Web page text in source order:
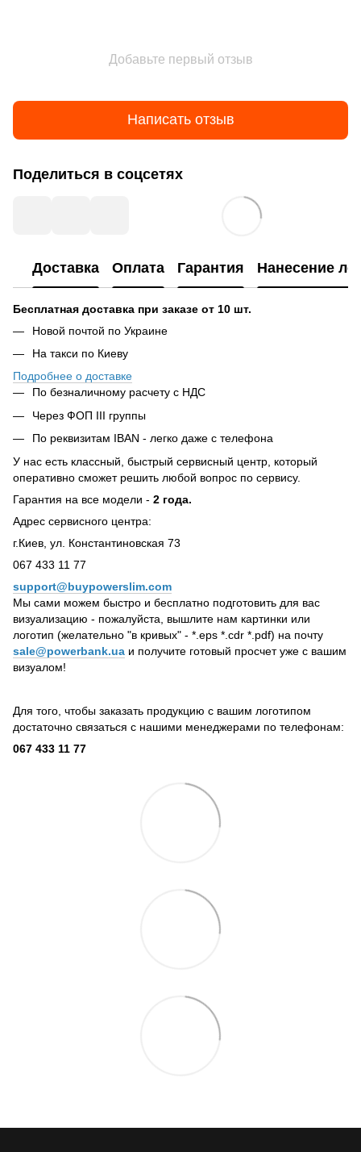
Добавьте первый отзыв
Написать отзыв
Поделиться в соцсетях
Доставка Оплата Гарантия Нанесение
Бесплатная доставка при заказе от 10 шт.
Новой почтой по Украине
На такси по Киеву
Подробнее о доставке
По безналичному расчету с НДС
Через ФОП III группы
По реквизитам IBAN - легко даже с телефона
У нас есть классный, быстрый сервисный центр, который
оперативно сможет решить любой вопрос по сервису.
Гарантия на все модели - 2 года.
Адрес сервисного центра:
г.Киев, ул. Константиновская 73
067 433 11 77
support@buypowerslim.com
Мы сами можем быстро и бесплатно подготовить для вас
визуализацию - пожалуйста, вышлите нам картинки или
логотип (желательно "в кривых" - *.eps *.cdr *.pdf) на почту
sale@powerbank.ua и получите готовый просчет уже с вашим
визуалом!
Для того, чтобы заказать продукцию с вашим логотипом
достаточно связаться с нашими менеджерами по телефонам:
067 433 11 77